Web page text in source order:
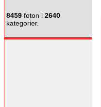
8459 foton i 2640
kategorier.